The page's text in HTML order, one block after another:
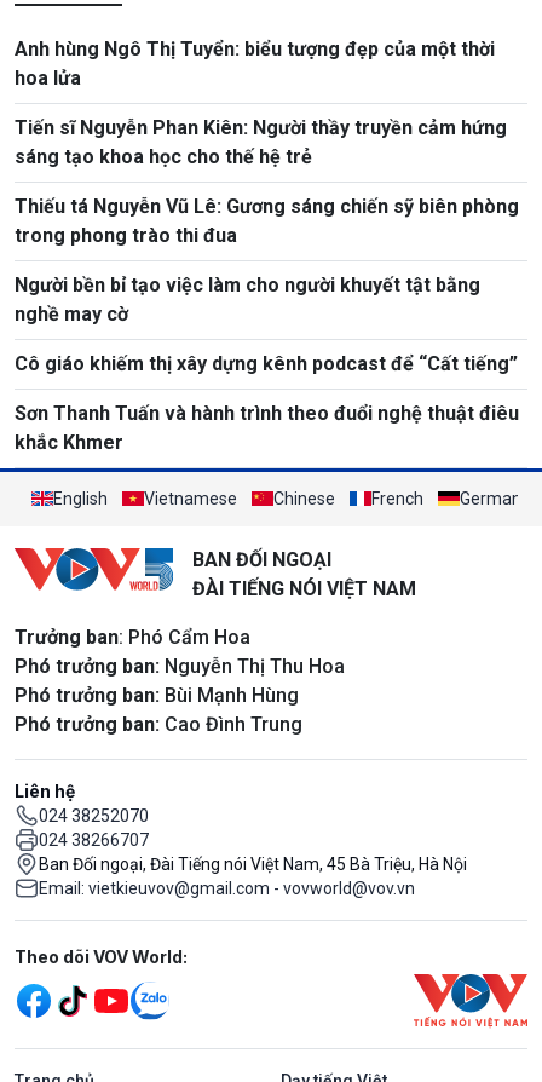
Anh hùng Ngô Thị Tuyển: biểu tượng đẹp của một thời
hoa lửa
Tiến sĩ Nguyễn Phan Kiên: Người thầy truyền cảm hứng
sáng tạo khoa học cho thế hệ trẻ
Thiếu tá Nguyễn Vũ Lê: Gương sáng chiến sỹ biên phòng
trong phong trào thi đua
Người bền bỉ tạo việc làm cho người khuyết tật bằng
nghề may cờ
Cô giáo khiếm thị xây dựng kênh podcast để “Cất tiếng”
Sơn Thanh Tuấn và hành trình theo đuổi nghệ thuật điêu
khắc Khmer
English Vietnamese Chinese French German
BAN ĐỐI NGOẠI
ĐÀI TIẾNG NÓI VIỆT NAM
Trưởng ban: Phó Cẩm Hoa
Phó trưởng ban: Nguyễn Thị Thu Hoa
Phó trưởng ban: Bùi Mạnh Hùng
Phó trưởng ban: Cao Đình Trung
Liên hệ
024 38252070
024 38266707
Ban Đối ngoại, Đài Tiếng nói Việt Nam, 45 Bà Triệu, Hà Nội
Email: vietkieuvov@gmail.com - vovworld@vov.vn
Mạng xã hội
Theo dõi VOV World: